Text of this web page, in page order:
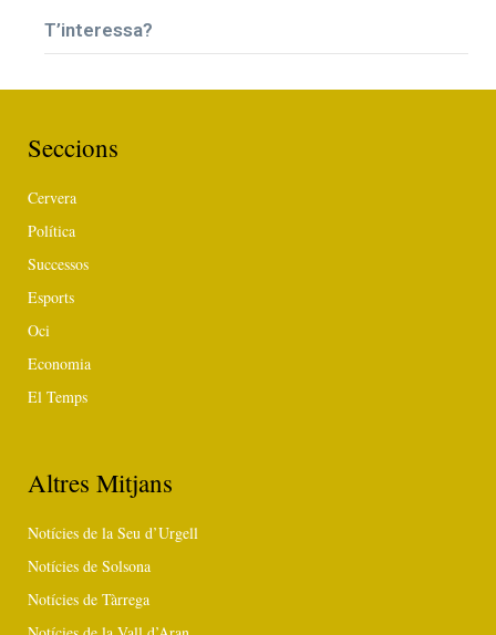
T’interessa?
Seccions
Cervera
Política
Successos
Esports
Oci
Economia
El Temps
Altres Mitjans
Notícies de la Seu d’Urgell
Notícies de Solsona
Notícies de Tàrrega